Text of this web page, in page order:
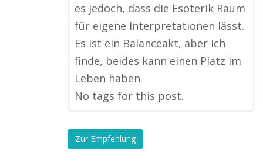
es jedoch, dass die Esoterik Raum
für eigene Interpretationen lässt.
Es ist ein Balanceakt, aber ich
finde, beides kann einen Platz im
Leben haben.
No tags for this post.
Zur Empfehlung